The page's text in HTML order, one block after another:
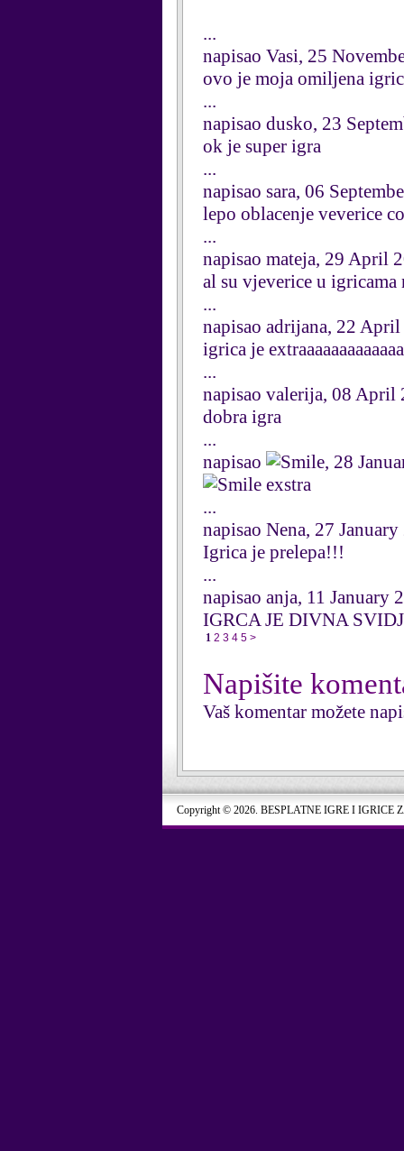
...
napisao Vasi, 25
ovo je moja omiljena
...
napisao dusko, 23
ok je super igra
...
napisao sara, 06
lepo oblacenje veverice
...
napisao mateja, 29 April
al su vjeverice u igricama
...
napisao adrijana, 22
igrica je
...
napisao valerija, 08 April
dobra igra
...
napisao
, 28
exstra
...
napisao Nena, 27
Igrica je prelepa!!!
...
napisao anja, 11 January
IGRCA JE DIVNA
1 2 3 4 5 >
Napišite
Vaš komentar možete
Copyright © 2026. BESPLATNE IGRE I IGRICE